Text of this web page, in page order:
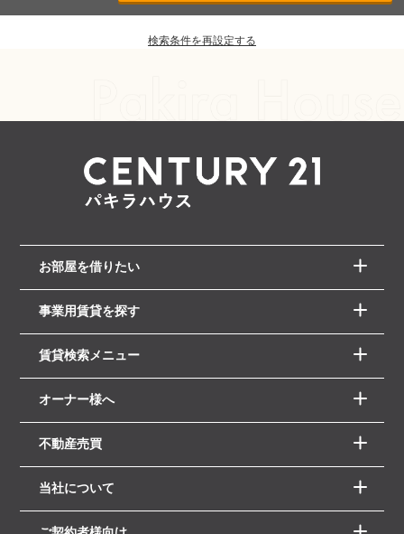
検索条件を再設定する
お部屋を借りたい
事業用賃貸を探す
賃貸検索メニュー
オーナー様へ
不動産売買
当社について